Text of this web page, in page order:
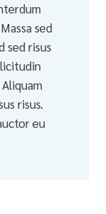
sed
sed risus
risus.
eu